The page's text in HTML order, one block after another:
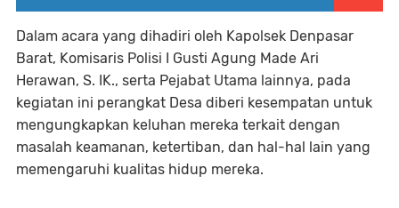
Dalam acara yang dihadiri oleh Kapolsek Denpasar
Barat, Komisaris Polisi I Gusti Agung Made Ari
Herawan, S. IK., serta Pejabat Utama lainnya, pada
kegiatan ini perangkat Desa diberi kesempatan untuk
mengungkapkan keluhan mereka terkait dengan
masalah keamanan, ketertiban, dan hal-hal lain yang
memengaruhi kualitas hidup mereka.